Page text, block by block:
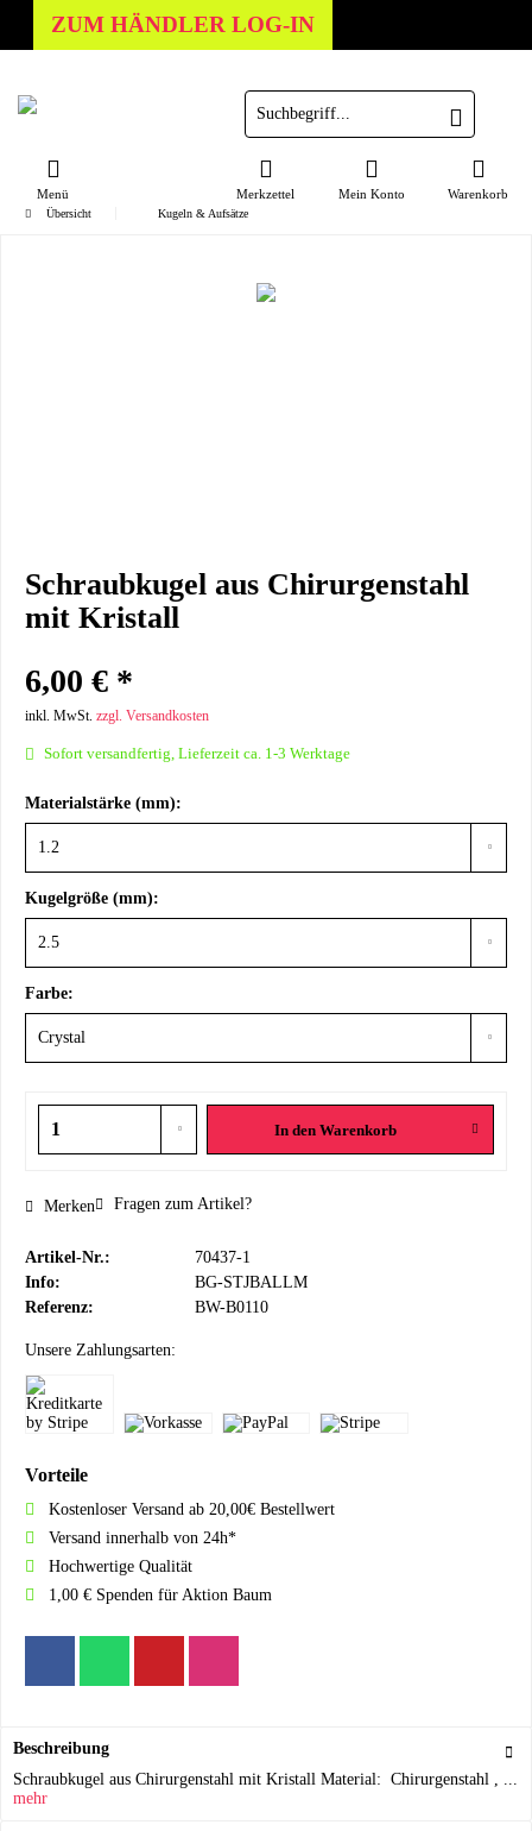
ZUM HÄNDLER LOG-IN
Menü Warenkorb
Merkzettel Mein Konto
Übersicht Kugeln & Aufsätze
Schraubkugel aus Chirurgenstahl
mit Kristall
6,00 € *
inkl. MwSt. zzgl. Versandkosten
Sofort versandfertig, Lieferzeit ca. 1-3 Werktage
Materialstärke (mm):
Kugelgröße (mm):
Farbe:
In den Warenkorb
Merken Fragen zum Artikel?
Artikel-Nr.:
70437-1
Info:
BG-STJBALLM
Referenz:
BW-B0110
Unsere Zahlungsarten:
Vorteile
Kostenloser Versand ab 20,00€ Bestellwert
Versand innerhalb von 24h*
Hochwertige Qualität
1,00 € Spenden für Aktion Baum
Beschreibung
Schraubkugel aus Chirurgenstahl mit Kristall Material: Chirurgenstahl , ...
mehr